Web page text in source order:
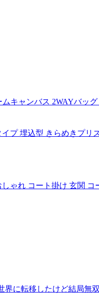
キャンバス 2WAYバッ
プ 埋込型 きらめきプリ
ゃれ コート掛け 玄関
界に転移したけど結局無